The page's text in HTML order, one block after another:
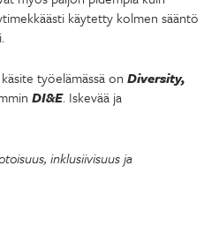
käytetty kolmen sääntö
työelämässä on Diversity,
DI&E. Iskevää ja
inklusiivisuus ja